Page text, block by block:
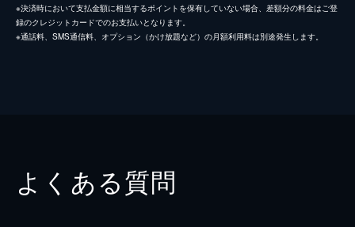
※決済時において支払金額に相当するポイントを保有していない場合、差額分の料金はご登
録のクレジットカードでのお支払いとなります。
※通話料、SMS通信料、オプション（かけ放題など）の月額利用料は別途発生します。
よくある質問